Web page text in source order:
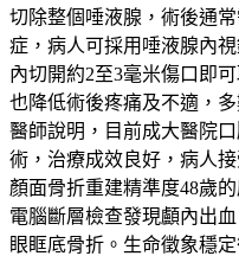
切除整個唾液腺，術後通
症，病人可採用唾液腺內
內切開約2至3毫米傷口即
也降低術後疼痛及不適，
醫師說明，目前成大醫院
術，治療成效良好，病人
顏面骨折重建精準度48歲
電腦斷層檢查發現顱內出
眼眶底骨折。生命徵象穩